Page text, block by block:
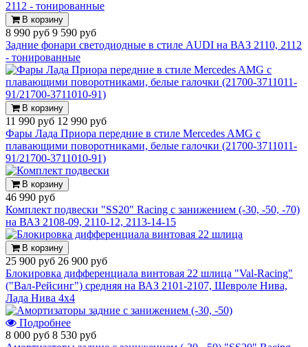
В корзину
8 990 руб 9 590 руб
Задние фонари светодиодные в стиле AUDI на ВАЗ 2110, 2112
- тонированные
В корзину
11 990 руб 12 990 руб
Фары Лада Приора передние в стиле Mercedes AMG с
плавающими поворотниками, белые галочки (21700-3711011-
91/21700-3711010-91)
В корзину
46 990 руб
Комплект подвески "SS20" Racing с занижением (-30, -50, -70)
на ВАЗ 2108-09, 2110-12, 2113-14-15
В корзину
25 900 руб 26 900 руб
Блокировка дифференциала винтовая 22 шлица "Val-Racing"
("Вал-Рейсинг") средняя на ВАЗ 2101-2107, Шевроле Нива,
Лада Нива 4х4
Подробнее
8 000 руб 8 530 руб